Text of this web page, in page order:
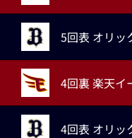
5回表 オリッ
4回裏 楽天イ
4回表 オリッ